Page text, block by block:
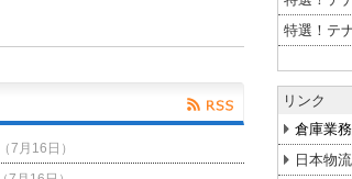
7月16日）
特選！テ
リンク
倉庫業
日本物